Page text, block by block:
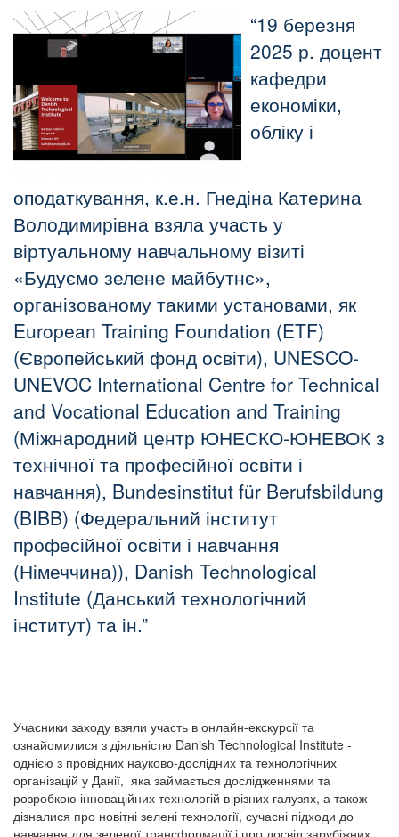
19 березня
2025 р. доцент
кафедри
економіки,
обліку і
оподаткування, к.е.н. Гнедіна Катерина
Володимирівна взяла участь у
віртуальному навчальному візиті
«Будуємо зелене майбутнє»,
організованому такими установами, як
European Training Foundation (ETF)
(Європейський фонд освіти), UNESCO-
UNEVOC International Centre for Technical
and Vocational Education and Training
(Міжнародний центр ЮНЕСКО-ЮНЕВОК з
технічної та професійної освіти і
навчання), Bundesinstitut für Berufsbildung
(BIBB) (Федеральний інститут
професійної освіти і навчання
(Німеччина)), Danish Technological
Institute (Данський технологічний
інститут) та ін.
Учасники заходу взяли участь в онлайн-екскурсії та
ознайомилися з діяльністю Danish Technological Institute -
однією з провідних науково-дослідних та технологічних
організацій у Данії, яка займається дослідженнями та
розробкою інноваційних технологій в різних галузях, а також
дізналися про новітні зелені технології, сучасні підходи до
навчання для зеленої трансформації і про досвід зарубіжних